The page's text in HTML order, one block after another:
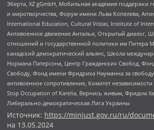
Эберта, XZ gGmbH, Мобильная академия поддержки
и миротворчества, Форум имени Льва Копелева,
International Education, Cultural Vistas, Institute of
Антивоенное движение Антальи, Открытый диалог,
отношений и государственной политики им Питера
канадский демократический альянс, Школа
Нормана Патерсона, Центр Гражданских Свобод,
Свободу, Фонд имени Фридриха Науманна за
антивоенное сопротивление, Комитет
Stop Occupation of Karelia, Вернись живым, Фридом
Либерально-демократическая Лига Украины
Источник: https://minjust.gov.ru/ru/
на 13.05.2024